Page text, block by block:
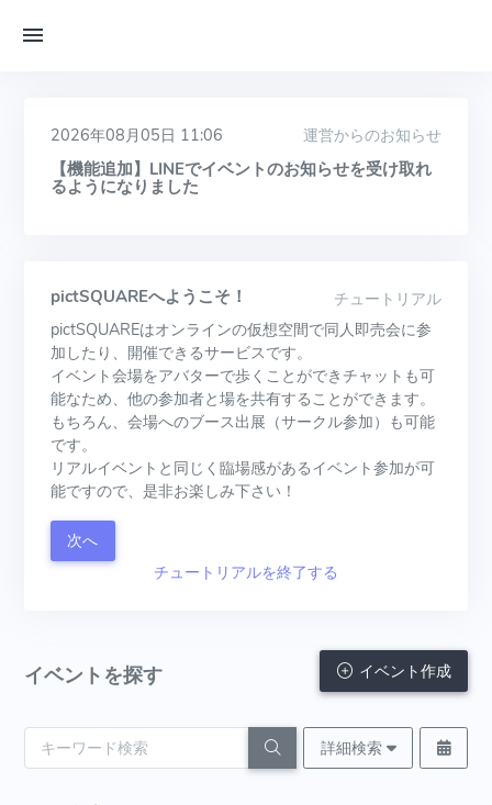
運営からのお知らせ
2026年08月05日 11:06
【機能追加】LINEでイベントのお知らせを受け取れ
るようになりました
チュートリアル
pictSQUAREへようこそ！
pictSQUAREはオンラインの仮想空間で同人即売会に参
加したり、開催できるサービスです。
イベント会場をアバターで歩くことができチャットも可
能なため、他の参加者と場を共有することができます。
もちろん、会場へのブース出展（サークル参加）も可能
です。
リアルイベントと同じく臨場感があるイベント参加が可
能ですので、是非お楽しみ下さい！
次へ
チュートリアルを終了する
イベントを探す イベント作成
詳細検索